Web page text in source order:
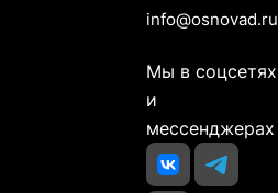
info@osnovad.ru
Мы в соцсетях
и
мессенджерах